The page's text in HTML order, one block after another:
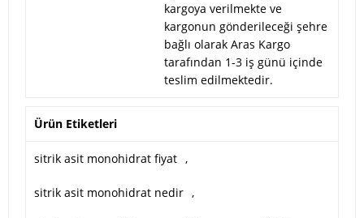
kargoya verilmekte ve
kargonun gönderileceği şehre
bağlı olarak Aras Kargo
tarafından 1-3 iş günü içinde
teslim edilmektedir.
Ürün Etiketleri
sitrik asit monohidrat fiyat ,
sitrik asit monohidrat nedir ,